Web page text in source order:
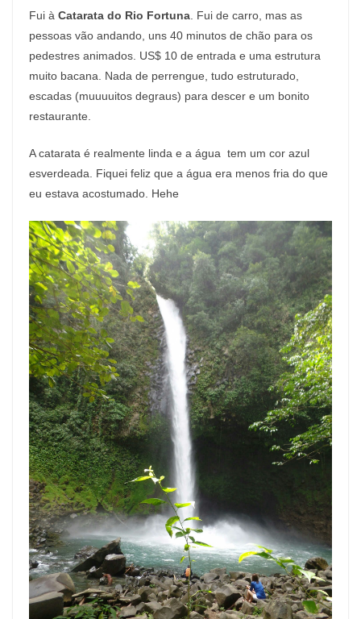
Fui à Catarata do Rio Fortuna . Fui de carro, mas as
pessoas vão andando, uns 40 minutos de chão para os
pedestres animados. US$ 10 de entrada e uma estrutura
muito bacana. Nada de perrengue, tudo estruturado,
escadas (muuuuitos degraus) para descer e um bonito
restaurante.
A catarata é realmente linda e a água tem um cor azul
esverdeada. Fiquei feliz que a água era menos fria do que
eu estava acostumado. Hehe